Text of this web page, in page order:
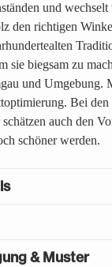
und
den richtigen
sie biegsam zu
und Umgebung.
Bei
auch den
schöner werden.
& Muster